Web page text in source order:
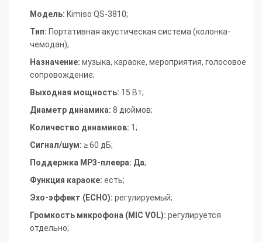
Модель: Kimiso QS-3810;
Тип: Портативная акустическая система (колонка-
чемодан);
Назначение: музыка, караоке, мероприятия, голосовое
сопровождение;
Выходная мощность: 15 Вт;
Диаметр динамика: 8 дюймов;
Количество динамиков: 1;
Сигнал/шум: ≥ 60 дБ;
Поддержка MP3-плеера: Да;
Функция караоке: есть;
Эхо-эффект (ECHO): регулируемый;
Громкость микрофона (MIC VOL): регулируется
отдельно;